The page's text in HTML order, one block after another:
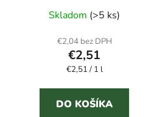
Skladom (>5 ks)
€2,04 bez DPH
€2,51
Jednotková
€2,51 / 1 l
DO KOŠÍKA